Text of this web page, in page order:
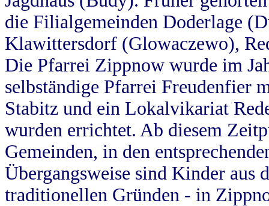
die Filialgemeinden Doderlage
Klawittersdorf (Glowaczewo),
Die Pfarrei Zippnow wurde im
selbständige Pfarrei Freudenfier
Stabitz und ein Lokalvikariat
wurden errichtet. Ab diesem
Gemeinden, in den
Übergangsweise sind Kinder aus
traditionellen Gründen - in